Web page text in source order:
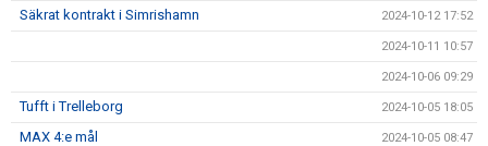
Säkrat kontrakt i Simrishamn 2024-10-12 17:52
2024-10-11 10:57
2024-10-06 09:29
Tufft i Trelleborg 2024-10-05 18:05
MAX 4:e mål 2024-10-05 08:47